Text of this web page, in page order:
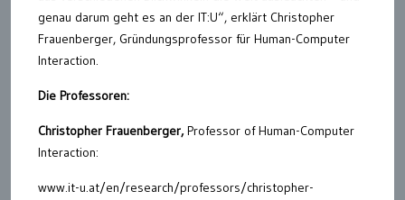
genau darum geht es an der IT:U“, erklärt Christopher
Frauenberger, Gründungsprofessor für Human-Computer
Interaction.
Die Professoren:
Christopher Frauenberger,Professor of Human-Computer
Interaction:
www.it-u.at/en/research/professors/christopher-